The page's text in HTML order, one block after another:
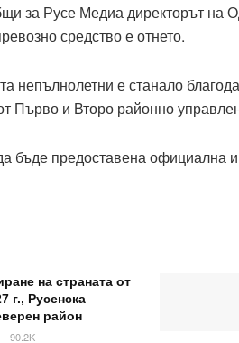
за Русе Медиа директорът
средство е отнето.
непълнолетни е станало
Първо и Второ районно
бъде предоставена официална
на страната от
г., Русенска
район
90.2K